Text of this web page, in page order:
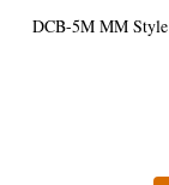
DCB-5M MM Style